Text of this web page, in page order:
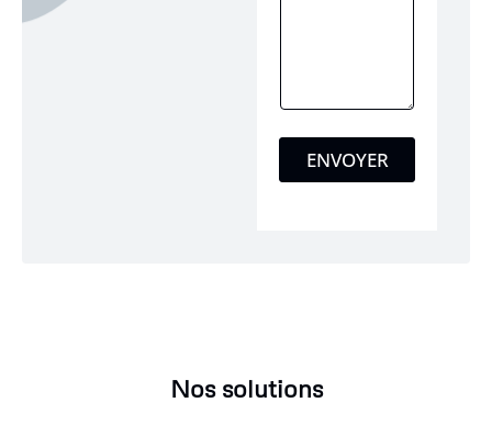
ENVOYER
Nos solutions